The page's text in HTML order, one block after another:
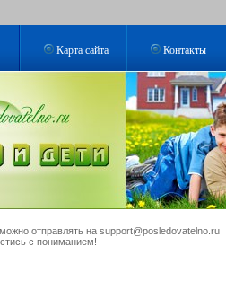
Карта сайта Контакты
отправлять на support@posledovatelno.ru
с пониманием!